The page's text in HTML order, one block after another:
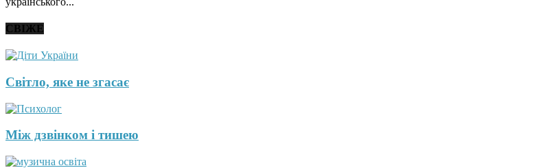
СВІЖЕ
Світло, яке не згасає
Між дзвінком і тишею